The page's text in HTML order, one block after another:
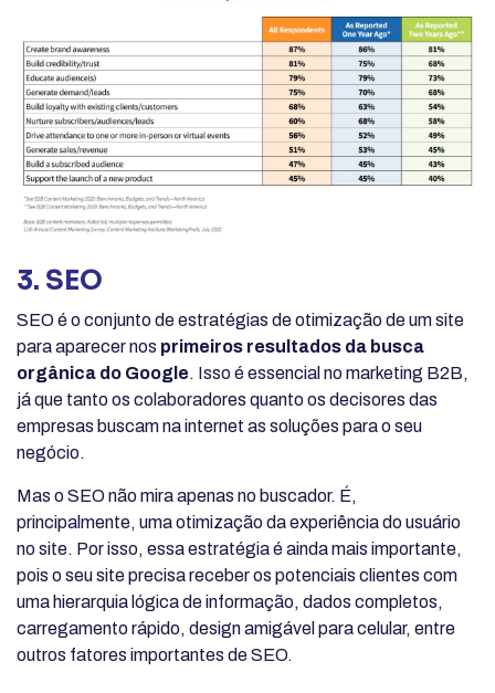
3. SEO
SEO é o conjunto de estratégias de otimização de um site
para aparecer nos primeiros resultados da busca
orgânica do Google. Isso é essencial no marketing B2B,
já que tanto os colaboradores quanto os decisores das
empresas buscam na internet as soluções para o seu
negócio.
Mas o SEO não mira apenas no buscador. É,
principalmente, uma otimização da experiência do usuário
no site. Por isso, essa estratégia é ainda mais importante,
pois o seu site precisa receber os potenciais clientes com
uma hierarquia lógica de informação, dados completos,
carregamento rápido, design amigável para celular, entre
outros fatores importantes de SEO.